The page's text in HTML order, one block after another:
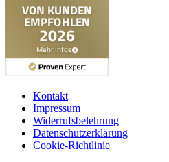
Kontakt
Impressum
Widerrufsbelehrung
Datenschutzerklärung
Cookie-Richtlinie